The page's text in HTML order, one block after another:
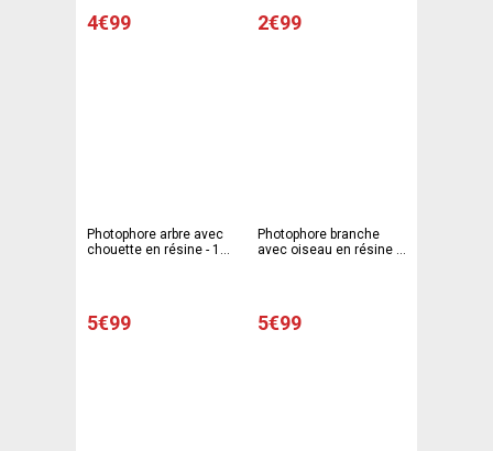
4€99 2€99
Photophore arbre avec
chouette en résine - 13
5€99
Photophore branche
avec oiseau en résine -
5€99